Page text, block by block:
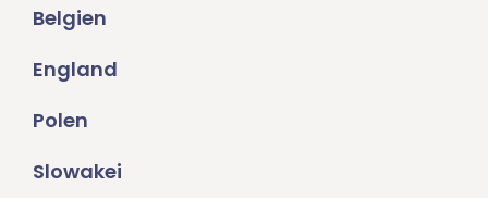
Belgien
England
Polen
Slowakei